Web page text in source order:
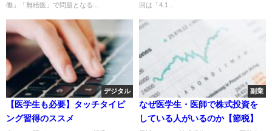
働」「無給医」で問題となる...
回は「4.1...
デジタル
【医学生も必要】タッチタイピ
ング習得のススメ
副業
なぜ医学生・医師で株式投資を
している人がいるのか【節税】